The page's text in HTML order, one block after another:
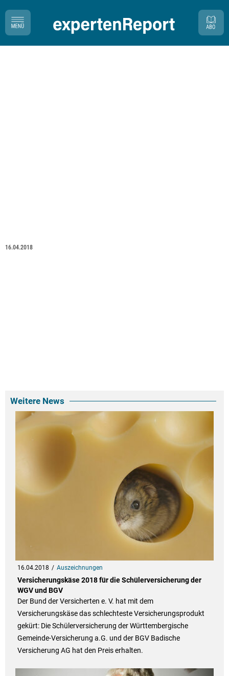
16.04.2018
Weitere News
16.04.2018 Auszeichnungen
Versicherungskäse 2018 für die Schülerversicherung der
WGV und BGV
Der Bund der Versicherten e. V. hat mit dem
Versicherungskäse das schlechteste Versicherungsprodukt
gekürt: Die Schülerversicherung der Württembergische
Gemeinde-Versicherung a.G. und der BGV Badische
Versicherung AG hat den Preis erhalten.